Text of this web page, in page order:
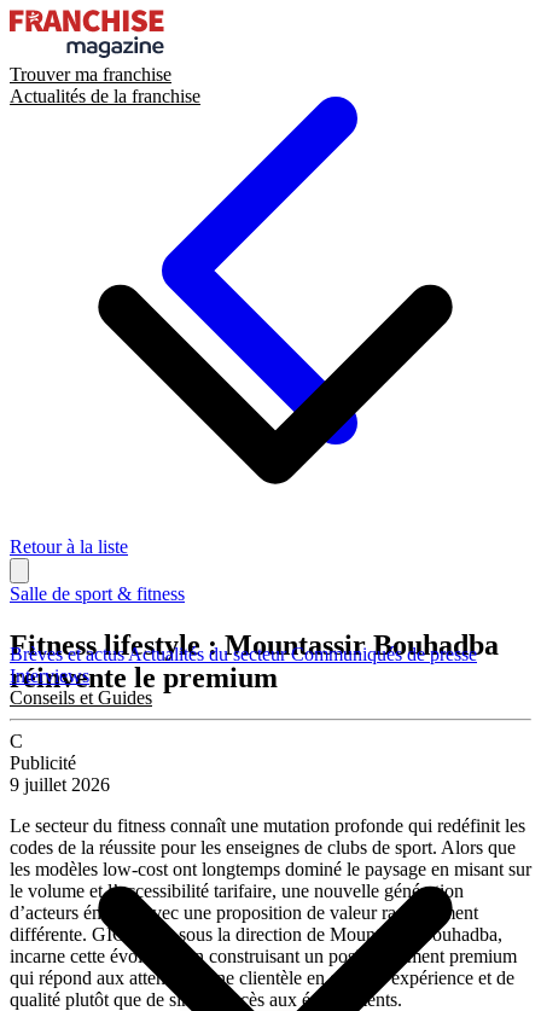
Trouver ma franchise
Actualités de la franchise
Brèves et actusActualités du secteurCommuniqués de presse
Interviews
Conseils et Guides
Retour à la liste
Salle de sport & fitness
Fitness lifestyle : Mountassir Bouhadba
réinvente le premium
C
Publicité
9 juillet 2026
Le secteur du fitness connaît une mutation profonde qui redéfinit les
codes de la réussite pour les enseignes de clubs de sport. Alors que
les modèles low-cost ont longtemps dominé le paysage en misant sur
le volume et l’accessibilité tarifaire, une nouvelle génération
d’acteurs émerge avec une proposition de valeur radicalement
différente. GIGAFIT, sous la direction de Mountassir Bouhadba,
incarne cette évolution en construisant un positionnement premium
qui répond aux attentes d’une clientèle en quête d’expérience et de
qualité plutôt que de simple accès aux équipements.